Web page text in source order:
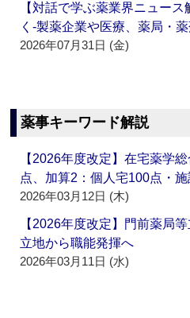
【対話で学ぶ薬業界ニュー
く‐製薬企業や医療、薬局・
2026年07月31日 (金)
薬事キーワード解説
【2026年度改定】在宅薬学
点、加算2：個人宅100点・
2026年03月12日 (木)
【2026年度改定】門前薬局
立地から職能発揮へ
2026年03月11日 (水)